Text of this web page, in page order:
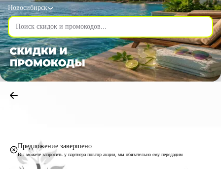
Новосибирск
Предложение завершено
Вы можете запросить у партнера повтор акции, мы обязательно ему передадим